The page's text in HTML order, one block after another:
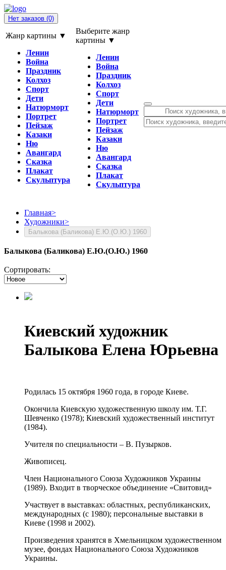
Нет заказов (0)
Жанр картины ▼
Ленин
Война
Праздник
Колхоз
Спорт
Дети
Натюрморт
Портрет
Пейзаж
Казаки
Ню
Авангард
Сказка
Плакат
Скульптура
Выберите жанр
картины ▼
Ленин
Война
Праздник
Колхоз
Спорт
Дети
Натюрморт
Портрет
Пейзаж
Казаки
Ню
Авангард
Сказка
Плакат
Скульптура
Главная>
Художники>
Балыкова (Баликова) Е.Ю.(О.Ю.) 1960
Балыкова (Баликова) Е.Ю.(О.Ю.) 1960
Сортировать:
Киевский художник
Балыкова Елена Юрьевна
Родилась 15 октября 1960 года, в городе Киеве.
Окончила Киевскую художественную школу им. Т.Г.
Шевченко (1978); Киевский художественный институт
(1984).
Учителя по специальности – В. Пузырков.
Живописец.
Член Национального Союза Художников Украины
(1989). Входит в творческое объединение «Свитовид»
Участвует в выставках: областных, республиканских,
международных (с 1980); персональные выставки в
Киеве (1998 и 2002).
Произведения хранятся в Хмельницком художественном
музее, фондах Национального Союза Художников
Украины.